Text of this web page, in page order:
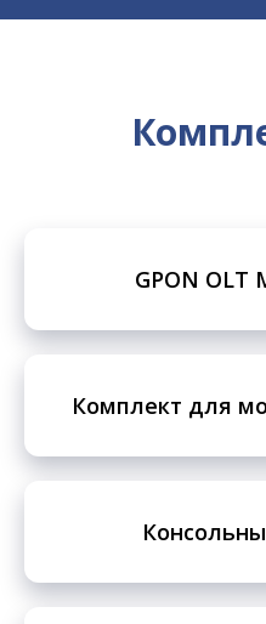
GPON OLT
Комплект для